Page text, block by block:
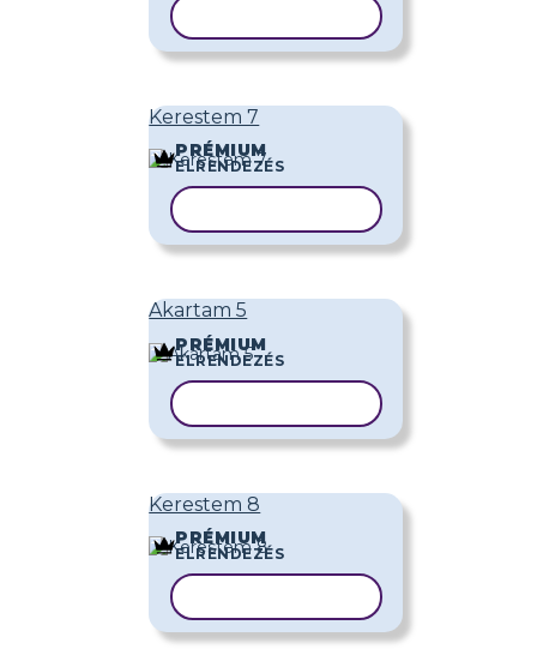
Kerestem 7
PRÉMIUM
ELRENDEZÉS
Akartam 5
PRÉMIUM
ELRENDEZÉS
Kerestem 8
PRÉMIUM
ELRENDEZÉS